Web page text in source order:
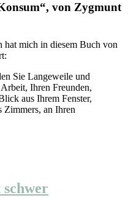
von Zygmunt
hat mich in diesem Buch von
Sie Langeweile und
Ihren Freunden,
aus Ihrem Fenster,
Zimmers, an Ihren
schwer